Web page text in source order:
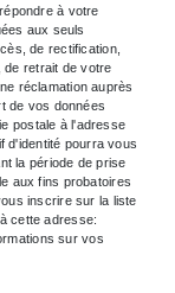
à votre
aux seuls
de rectification,
de retrait de votre
réclamation auprès
de vos données
postale à l'adresse
d'identité pourra vous
la période de prise
aux fins probatoires
inscrire sur la liste
cette adresse:
sur vos